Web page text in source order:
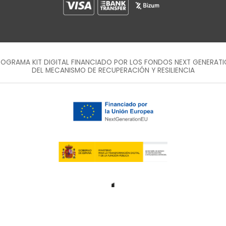
KIT DIGITAL FINANCIADO POR LOS FONDOS NEXT
DEL MECANISMO DE RECUPERACIÓN Y RESILIENCIA